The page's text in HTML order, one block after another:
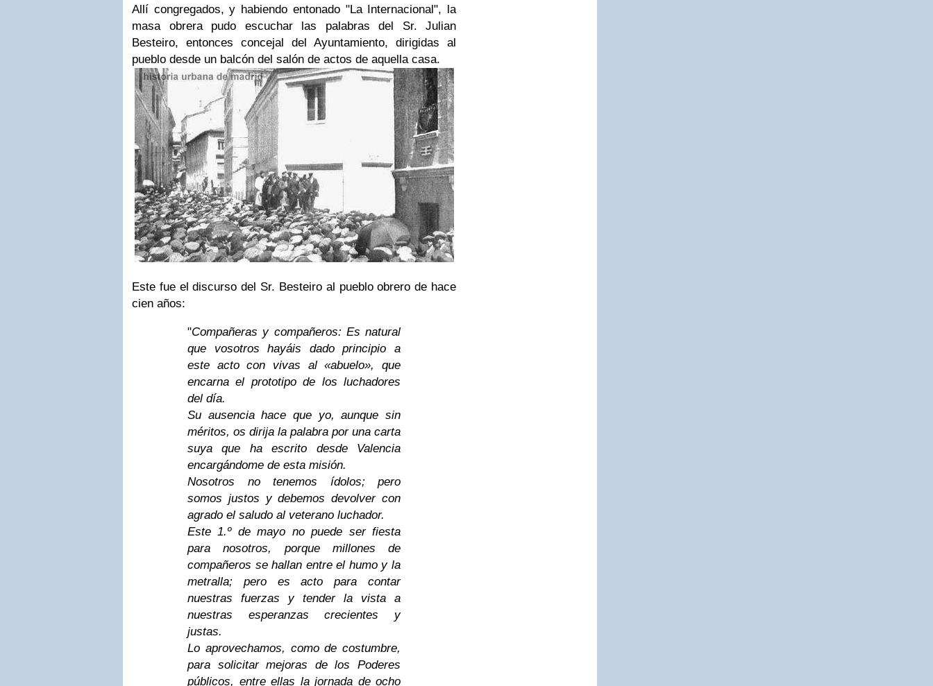
Allí congregados, y habiendo entonado "La Internacional", la
masa obrera pudo escuchar las palabras del Sr. Julian
Besteiro, entonces concejal del Ayuntamiento, dirigidas al
pueblo desde un balcón del salón de actos de aquella casa.
Este fue el discurso del Sr. Besteiro al pueblo obrero de hace
cien años:
"Compañeras y compañeros: Es natural
que vosotros hayáis dado principio a
este acto con vivas al «abuelo», que
encarna el prototipo de los luchadores
del día.
Su ausencia hace que yo, aunque sin
méritos, os dirija la palabra por una carta
suya que ha escrito desde Valencia
encargándome de esta misión.
Nosotros no tenemos ídolos; pero
somos justos y debemos devolver con
agrado el saludo al veterano luchador.
Este 1.º de mayo no puede ser fiesta
para nosotros, porque millones de
compañeros se hallan entre el humo y la
metralla; pero es acto para contar
nuestras fuerzas y tender la vista a
nuestras esperanzas crecientes y
justas.
Lo aprovechamos, como de costumbre,
para solicitar mejoras de los Poderes
públicos, entre ellas la jornada de ocho